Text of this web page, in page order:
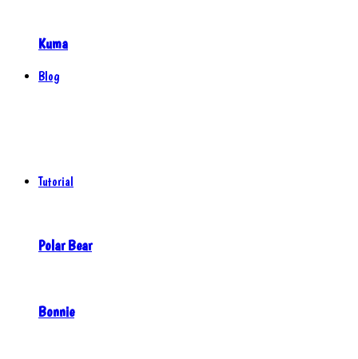
Kuma
Blog
Tutorial
Polar Bear
Bonnie